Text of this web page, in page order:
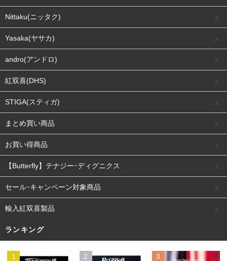
Nittaku(ニッタク)
Yasaka(ヤサカ)
andro(アンドロ)
紅双喜(DHS)
STIGA(スティガ)
まとめ買い商品
お買い得商品
【Butterfly】テナジー･ディグニクス
セール･キャンペーン対象商品
輸入紅双喜製品
ランキング
1 2 3